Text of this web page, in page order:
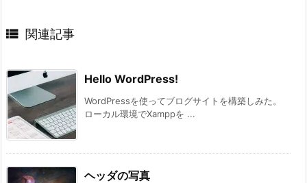
 関連記事
Hello WordPress!
WordPressを使ってブログサイトを構築しみた。
ローカル環境でXamppを ...
ヘッダの写真